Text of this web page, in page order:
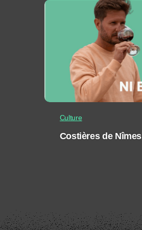
Culture
Costières de Nîmes